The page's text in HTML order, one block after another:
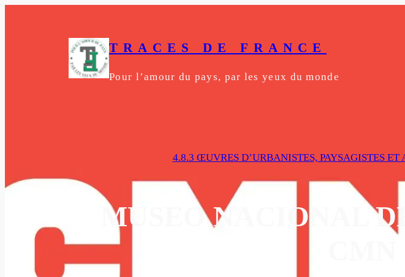
TRACES DE FRANCE
Pour l’amour du pays, par les yeux du monde
4.8.3 ŒUVRES D’URBANISTES, PAYSAGISTES
MUSEO NACIONAL